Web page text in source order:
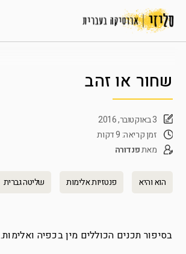
שחור או זהב
3 באוקטובר, 2016
זמן קריאה: 9 דקות
מאתפנדורה
הוא והיא פנטזיות אלימות שליטה גברית
בסיפור תכנים הכוללים מין בכפיה ואלימות.